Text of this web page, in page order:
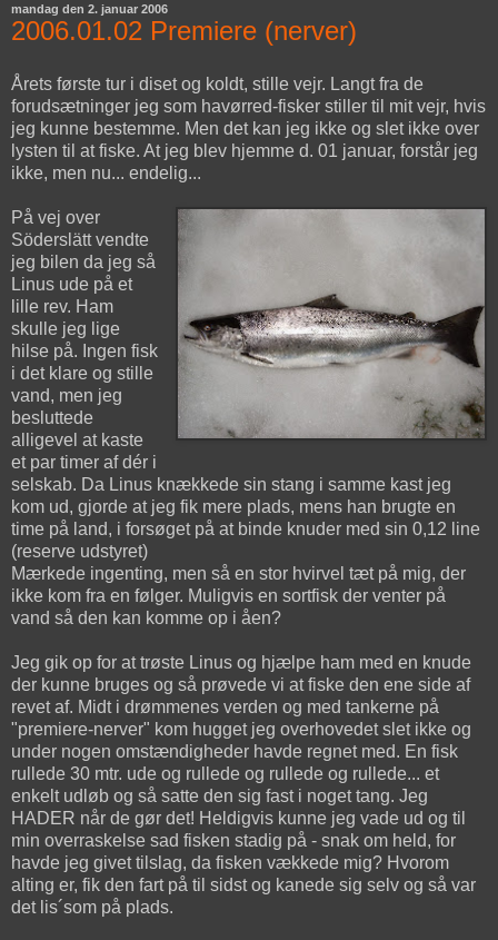
mandag den 2. januar 2006
2006.01.02 Premiere (nerver)
Årets første tur i diset og koldt, stille vejr. Langt fra de
forudsætninger jeg som havørred-fisker stiller til mit vejr, hvis
jeg kunne bestemme. Men det kan jeg ikke og slet ikke over
lysten til at fiske. At jeg blev hjemme d. 01 januar, forstår jeg
ikke, men nu... endelig...
På vej over
Söderslätt vendte
jeg bilen da jeg så
Linus ude på et
lille rev. Ham
skulle jeg lige
hilse på. Ingen fisk
i det klare og stille
vand, men jeg
besluttede
alligevel at kaste
et par timer af dér i
selskab. Da Linus knækkede sin stang i samme kast jeg
kom ud, gjorde at jeg fik mere plads, mens han brugte en
time på land, i forsøget på at binde knuder med sin 0,12 line
(reserve udstyret)
Mærkede ingenting, men så en stor hvirvel tæt på mig, der
ikke kom fra en følger. Muligvis en sortfisk der venter på
vand så den kan komme op i åen?
Jeg gik op for at trøste Linus og hjælpe ham med en knude
der kunne bruges og så prøvede vi at fiske den ene side af
revet af. Midt i drømmenes verden og med tankerne på
"premiere-nerver" kom hugget jeg overhovedet slet ikke og
under nogen omstændigheder havde regnet med. En fisk
rullede 30 mtr. ude og rullede og rullede og rullede... et
enkelt udløb og så satte den sig fast i noget tang. Jeg
HADER når de gør det! Heldigvis kunne jeg vade ud og til
min overraskelse sad fisken stadig på - snak om held, for
havde jeg givet tilslag, da fisken vækkede mig? Hvorom
alting er, fik den fart på til sidst og kanede sig selv og så var
det lis´som på plads.